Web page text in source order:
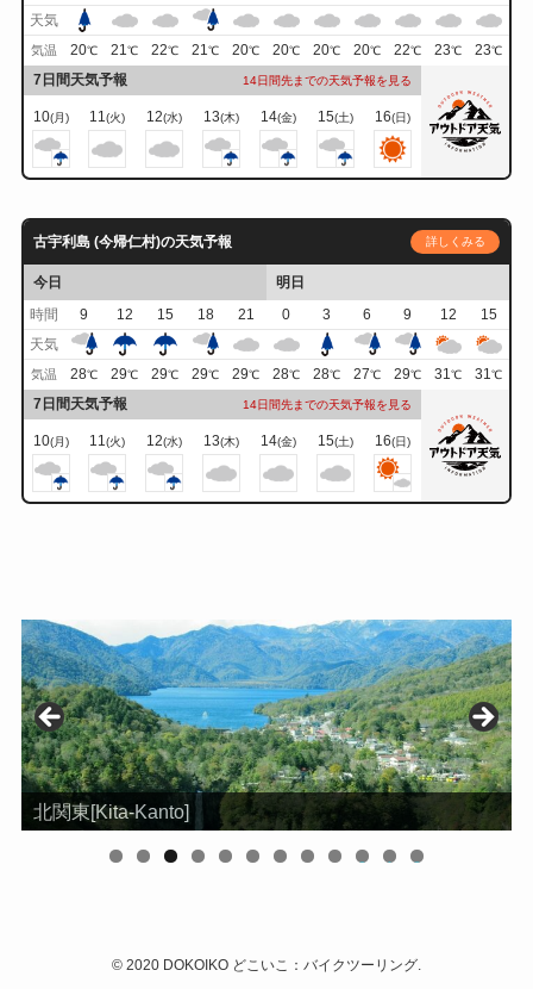
天気
気温 20℃ 21℃ 22℃ 21℃ 20℃ 20℃ 20℃ 20℃ 22℃ 23℃ 23℃
7日間天気予報 14日間先までの天気予報を見る
10(月) 11(火) 12(水) 13(木) 14(金) 15(土) 16(日)
古宇利島 (今帰仁村)の天気予報 詳しくみる
今日
明日
時間
9 12 15 18 21 0 3 6 9 12
15
天気
気温 28℃ 29℃ 29℃ 29℃ 29℃ 28℃ 28℃ 27℃ 29℃ 31℃ 31℃
7日間天気予報 14日間先までの天気予報を見る
10(月) 11(火) 12(水) 13(木) 14(金) 15(土) 16(日)
北関東[Kita-Kanto]
0 1 2
© 2020 DOKOIKO どこいこ：バイクツーリング.